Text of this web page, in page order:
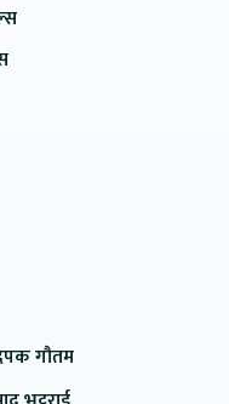
गौतम